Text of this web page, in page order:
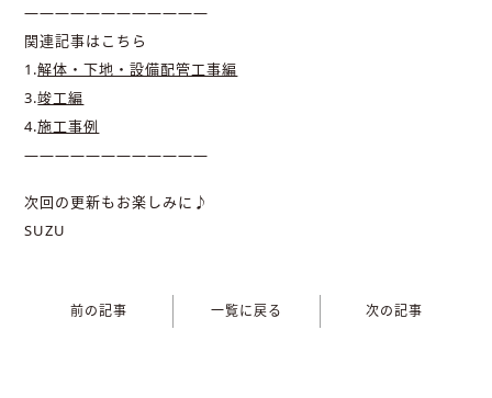
————————————
関連記事はこちら
1.解体・下地・設備配管工事編
3.竣工編
4.施工事例
————————————
次回の更新もお楽しみに♪
SUZU
前の記事 一覧に戻る 次の記事